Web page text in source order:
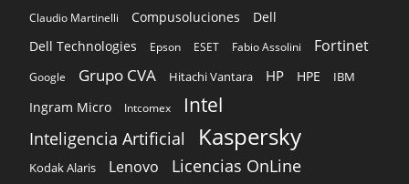
Claudio Martinelli Compusoluciones
Dell
Dell Technologies
Epson ESET Fabio Assolini Fortinet
Google Grupo CVA Hitachi Vantara HP HPE IBM
Ingram Micro Intcomex Intel
Inteligencia Artificial Kaspersky
Kodak Alaris Lenovo Licencias OnLine